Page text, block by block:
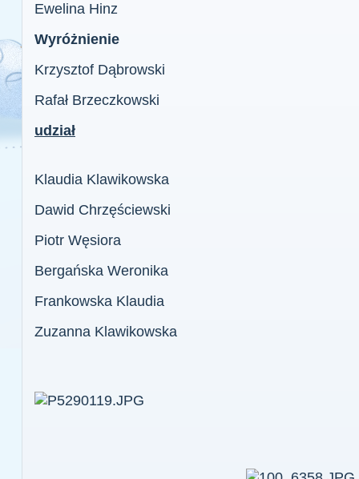
Ewelina Hinz
Wyróżnienie
Krzysztof Dąbrowski
Rafał Brzeczkowski
udział
Klaudia Klawikowska
Dawid Chrzęściewski
Piotr Węsiora
Bergańska Weronika
Frankowska Klaudia
Zuzanna Klawikowska